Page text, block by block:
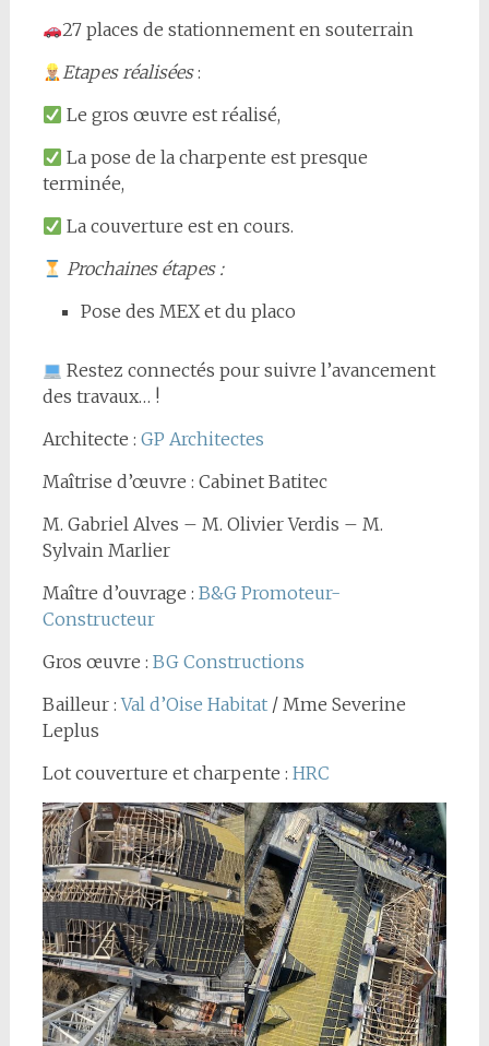
27 places de stationnement en souterrain
Etapes réalisées:
Le gros œuvre est réalisé,
La pose de la charpente est presque
terminée,
La couverture est en cours.
Prochaines étapes:
Pose des MEX et du placo
Restez connectés pour suivre l’avancement
des travaux… !
Architecte : GP Architectes
Maîtrise d’œuvre : Cabinet Batitec
M. Gabriel Alves – M. Olivier Verdis – M.
Sylvain Marlier
Maître d’ouvrage : B&G Promoteur-
Constructeur
Gros œuvre : BG Constructions
Bailleur :Val d’Oise Habitat/ Mme Severine
Leplus
Lot couverture et charpente : HRC